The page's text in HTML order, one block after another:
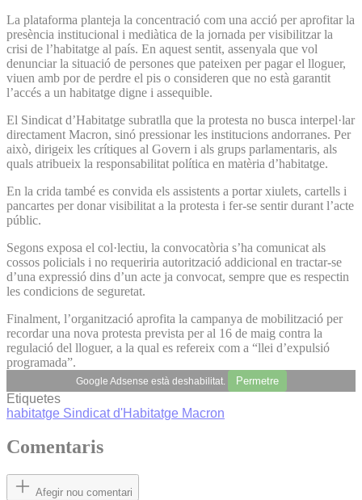
La plataforma planteja la concentració com una acció per aprofitar la
presència institucional i mediàtica de la jornada per visibilitzar la
crisi de l’habitatge al país. En aquest sentit, assenyala que vol
denunciar la situació de persones que pateixen per pagar el lloguer,
viuen amb por de perdre el pis o consideren que no està garantit
l’accés a un habitatge digne i assequible.
El Sindicat d’Habitatge subratlla que la protesta no busca interpel·lar
directament Macron, sinó pressionar les institucions andorranes. Per
això, dirigeix les crítiques al Govern i als grups parlamentaris, als
quals atribueix la responsabilitat política en matèria d’habitatge.
En la crida també es convida els assistents a portar xiulets, cartells i
pancartes per donar visibilitat a la protesta i fer-se sentir durant l’acte
públic.
Segons exposa el col·lectiu, la convocatòria s’ha comunicat als
cossos policials i no requeriria autorització addicional en tractar-se
d’una expressió dins d’un acte ja convocat, sempre que es respectin
les condicions de seguretat.
Finalment, l’organització aprofita la campanya de mobilització per
recordar una nova protesta prevista per al 16 de maig contra la
regulació del lloguer, a la qual es refereix com a “llei d’expulsió
programada”.
Google Adsense està deshabilitat. Permetre
Etiquetes
habitatge Sindicat d'Habitatge Macron
Comentaris
Afegir nou comentari